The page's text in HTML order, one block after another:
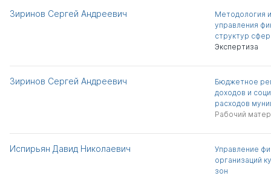
Зиринов Сергей Андреевич
Методология
управления
структур
Экспертиза
Зиринов Сергей Андреевич
Бюджетное
доходов и
расходов
Рабочий
Испирьян Давид Николаевич
Управление
организаций
зон